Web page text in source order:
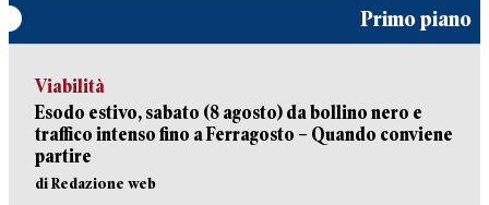
Primo piano
Viabilità
Esodo estivo, sabato (8 agosto) da bollino nero e
traffico intenso fino a Ferragosto – Quando conviene
partire
di Redazione web